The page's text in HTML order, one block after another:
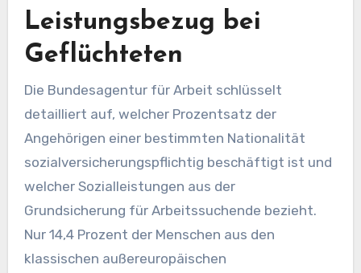
Leistungsbezug bei
Geflüchteten
Die Bundesagentur für Arbeit schlüsselt
detailliert auf, welcher Prozentsatz der
Angehörigen einer bestimmten Nationalität
sozialversicherungspflichtig beschäftigt ist und
welcher Sozialleistungen aus der
Grundsicherung für Arbeitssuchende bezieht.
Nur 14,4 Prozent der Menschen aus den
klassischen außereuropäischen